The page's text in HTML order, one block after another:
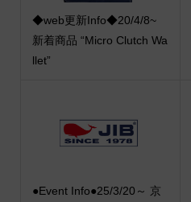
◆web更新Info◆20/4/8~
新着商品 “Micro Clutch Wa
llet”
●Event Info●25/3/20～ 京